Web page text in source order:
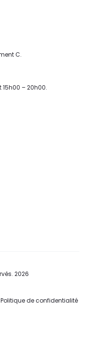
C.
15h00 – 20h00.
2026
Politique de confidentialité